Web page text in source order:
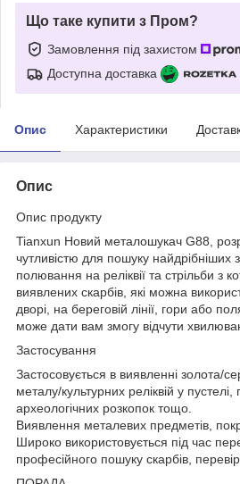
Що таке купити з Пром?
Замовлення під захистом
Доступна доставка
Опис Характеристики
Опис
Опис продукту
Tianxun Новий металошукач G88,
чутливістю для пошуку найдрібніших
полювання на реліквії та стрільби з
виявлених скарбів, які можна
дворі, на береговій лінії, гори або
може дати вам змогу відчути
Застосування
Застосовується в виявленні золота/
металу/культурних реліквій у пустелі,
археологічних розкопок тощо.
Виявлення металевих предметів,
Широко використовується під час
професійного пошуку скарбів,